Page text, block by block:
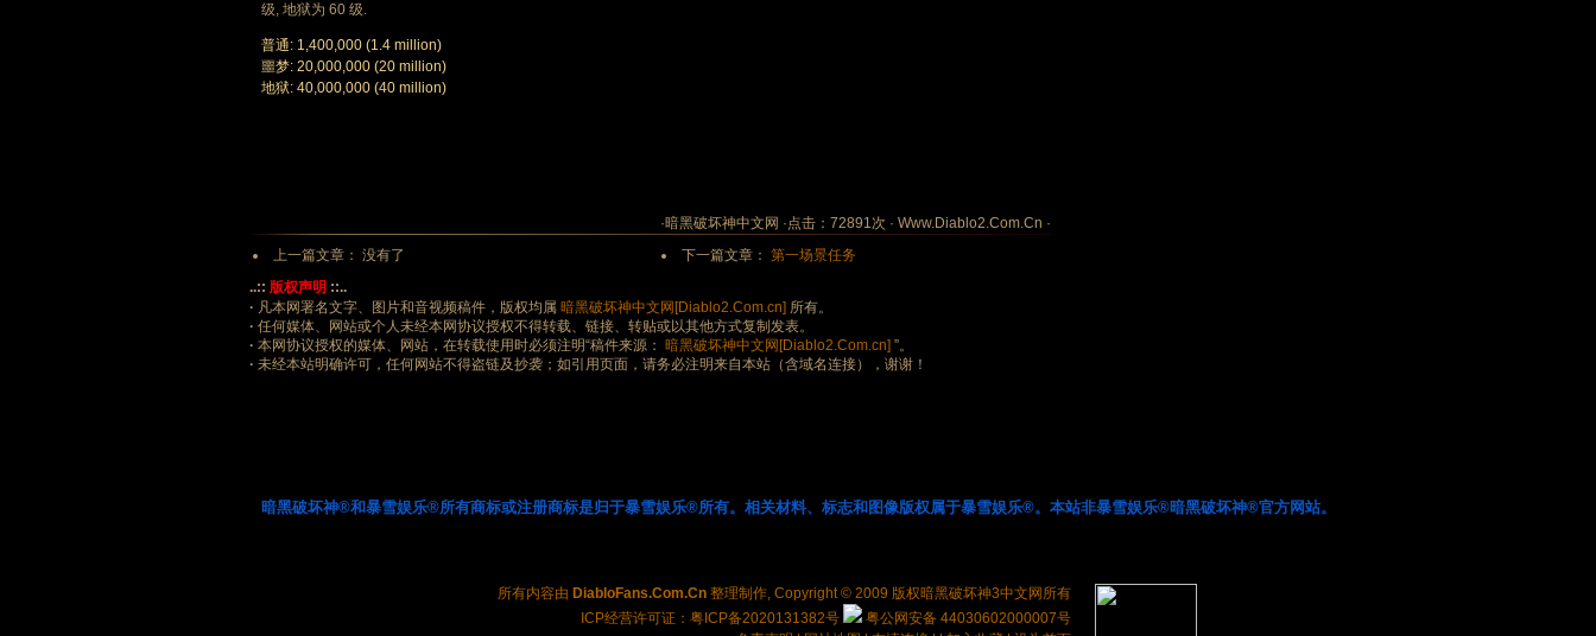
级, 地狱为 60 级.
普通: 1,400,000 (1.4 million)
噩梦: 20,000,000 (20 million)
地狱: 40,000,000 (40 million)
·暗黑破坏神中文网 ·点击：72891次 · Www.Diablo2.Com.Cn ·
上一篇文章： 没有了
下一篇文章： 第一场景任务
..:: 版权声明 ::..
· 凡本网署名文字、图片和音视频稿件，版权均属 暗黑破坏神中文网[Diablo2.Com.cn] 所有。
· 任何媒体、网站或个人未经本网协议授权不得转载、链接、转贴或以其他方式复制发表。
· 本网协议授权的媒体、网站，在转载使用时必须注明“稿件来源： 暗黑破坏神中文网[Diablo2.Com.cn] ”。
· 未经本站明确许可，任何网站不得盗链及抄袭；如引用页面，请务必注明来自本站（含域名连接），谢谢！
暗黑破坏神®和暴雪娱乐®所有商标或注册商标是归于暴雪娱乐®所有。相关材料、标志和图像版权属于暴雪娱乐®。本站非暴雪娱乐®暗黑破坏神®官方网站。
所有内容由 DiabloFans.Com.Cn 整理制作, Copyright © 2009 版权暗黑破坏神3中文网 所有
ICP经营许可证：粤ICP备2020131382号
粤公网安备 44030602000007号